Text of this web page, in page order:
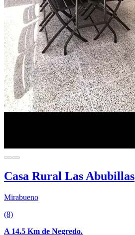
Casa Rural Las Abubillas
Mirabueno
(8)
A 14.5 Km de Negredo.